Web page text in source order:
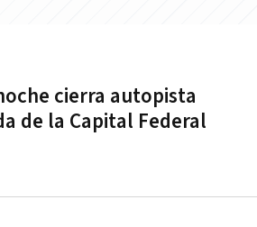
cierra autopista
de la Capital Federal